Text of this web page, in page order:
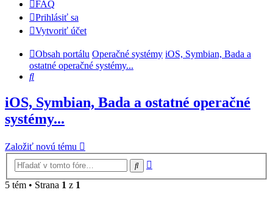
FAQ
Prihlásiť sa
Vytvoriť účet
Obsah portálu Operačné systémy iOS, Symbian, Bada a
ostatné operačné systémy...
Hľadať
iOS, Symbian, Bada a ostatné operačné
systémy...
Založiť novú tému
Hľadať
5 tém • Strana 1 z 1